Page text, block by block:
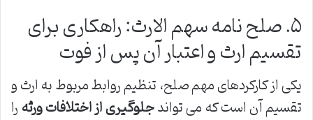
۵. صلح نامه سهم الارث: راهکاری برای
تقسیم ارث و اعتبار آن پس از فوت
یکی از کارکردهای مهم صلح، تنظیم روابط مربوط به ارث و
تقسیم آن است که می تواندجلوگیری از اختلافات ورثهرا